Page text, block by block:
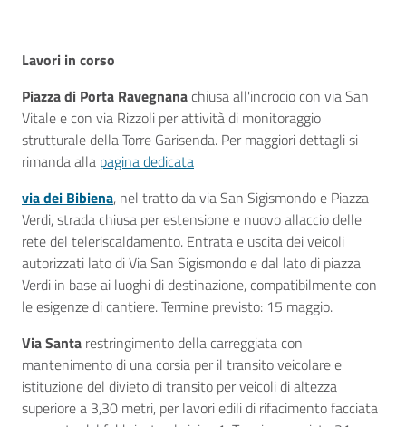
Lavori in corso
Piazza di Porta Ravegnana chiusa all'incrocio con via San
Vitale e con via Rizzoli per attività di monitoraggio
strutturale della Torre Garisenda. Per maggiori dettagli si
rimanda alla pagina dedicata
via dei Bibiena, nel tratto da via San Sigismondo e Piazza
Verdi, strada chiusa per estensione e nuovo allaccio delle
rete del teleriscaldamento. Entrata e uscita dei veicoli
autorizzati lato di Via San Sigismondo e dal lato di piazza
Verdi in base ai luoghi di destinazione, compatibilmente con
le esigenze di cantiere. Termine previsto: 15 maggio.
Via Santa restringimento della carreggiata con
mantenimento di una corsia per il transito veicolare e
istituzione del divieto di transito per veicoli di altezza
superiore a 3,30 metri, per lavori edili di rifacimento facciata